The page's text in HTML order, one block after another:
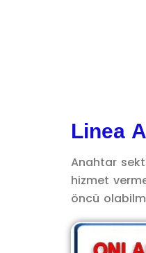
Linea
Anahtar
hizmet
öncü